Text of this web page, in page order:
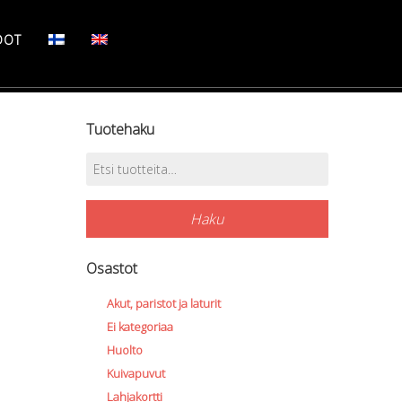
Tuotehaku
Etsi:
Haku
Osastot
Akut, paristot ja laturit
Ei kategoriaa
Huolto
Kuivapuvut
Lahjakortti